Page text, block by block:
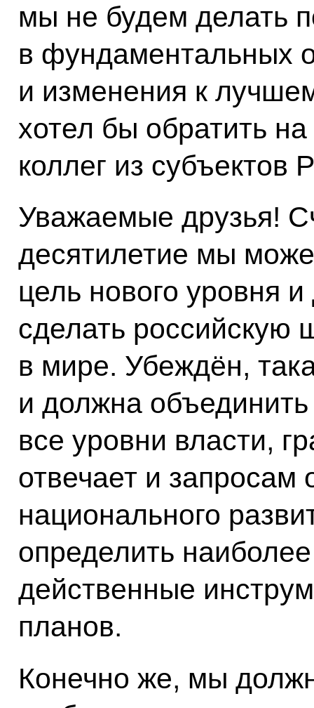
мы не будем делать
в фундаментальных
и изменения к
хотел бы обратить
коллег из субъектов
Уважаемые друзья!
десятилетие мы
цель нового уровня
сделать российскую
в мире. Убеждён,
и должна
все уровни власти,
отвечает и
национального
определить
действенные
планов.
Конечно же, мы